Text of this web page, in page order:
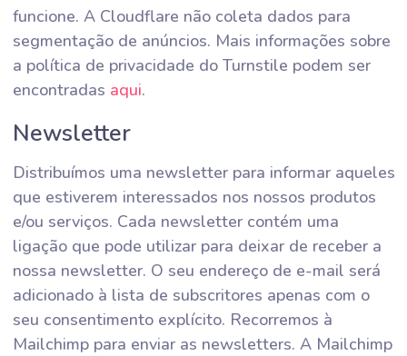
funcione. A Cloudflare não coleta dados para
segmentação de anúncios. Mais informações sobre
a política de privacidade do Turnstile podem ser
encontradas aqui.
Newsletter
Distribuímos uma newsletter para informar aqueles
que estiverem interessados nos nossos produtos
e/ou serviços. Cada newsletter contém uma
ligação que pode utilizar para deixar de receber a
nossa newsletter. O seu endereço de e-mail será
adicionado à lista de subscritores apenas com o
seu consentimento explícito. Recorremos à
Mailchimp para enviar as newsletters. A Mailchimp